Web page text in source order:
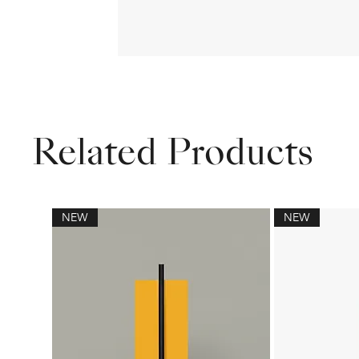
NEW NEW
Related Products